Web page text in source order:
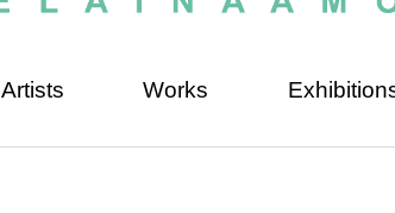
Artists Works